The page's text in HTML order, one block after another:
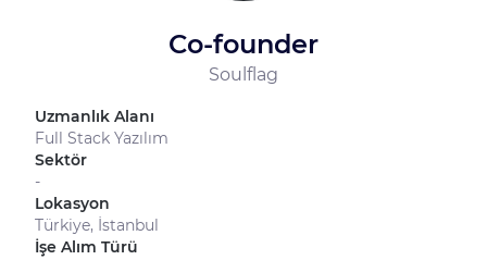
Co-founder
Soulflag
Uzmanlık Alanı
Full Stack Yazılım
Sektör
-
Lokasyon
Türkiye, İstanbul
İşe Alım Türü